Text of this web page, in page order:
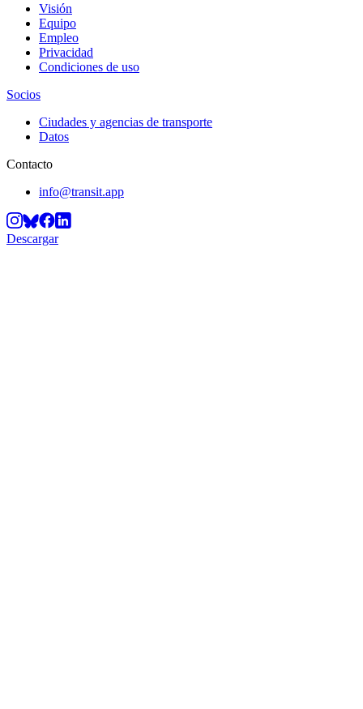
Visión
Equipo
Empleo
Privacidad
Condiciones de uso
Socios
Ciudades y agencias de transporte
Datos
Contacto
info@transit.app
Descargar